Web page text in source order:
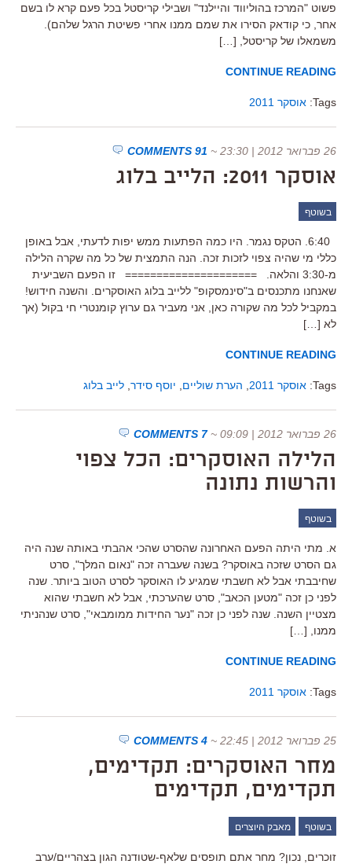
פשוט "המרכז בהוליווד והיילנד" ושבילי קריסטל בכל פעם קרא לו בשם
אחר, כי קודאק הסירו את שמם ממנו אחרי פשיטת הרגל שלהם).
משמאלו של קריסטל, […]
CONTINUE READING
Tags: אוסקר 2011
26 פברואר 2012 | 23:30 ~
91 COMMENTS
אוסקר 2011: הלייב בלוג
בשוטף
6:40. הטקס נגמר. היו כמה הפתעות ממש יפות לדעתי, אבל באופן
כללי מי שהיה צפוי לזכות זכה. הנה התמצית של כל מה שקרה הלילה
מ-3:30 והלאה. ===================== זו הפעם השביעית
שאנחנו מתכנסים ב"סינמסקופ" ללייב בלוג האוסקרים. והשנה חידוש!
במקביל לכל מה שקורה כאן, אני מעביר גם ערוץ קומנטרי חי בקול (אך
לא […]
CONTINUE READING
Tags: אוסקר 2011 הערת שוליים יוסף סידר לייב בלוג
26 פברואר 2012 | 09:09 ~
7 COMMENTS
הלילה האוסקרים: הכל צפוי
והרשות נתונה
בשוטף
א. מתי היתה הפעם האחרונה שהסרט שהכי אהבתי באותה שנה היה
גם הסרט שזכה באוסקר? בשנה שעברה זכה "נאום המלך", סרט
שחיבבתי אבל לא חשבתי שמגיע לו האוסקר לסרט הטוב ביותר. שנה
לפני כן זכה "מטען הכאב", סרט שהערכתי, אבל לא חשבתי שהוא
מצטיין השנה. שנה לפני כן זכה "נער החידות ממומבאי", סרט שנהניתי
ממנו, […]
CONTINUE READING
Tags: אוסקר 2011
25 פברואר 2012 | 22:45 ~
4 COMMENTS
מחר האוסקרים: תקדימים,
תקדימים, תקדימים
בשוטף מאבק היוצרים
זוכרים, נכון? מחר אתם תופסים שלאף-שטודנה הגון בצהריים/ערב